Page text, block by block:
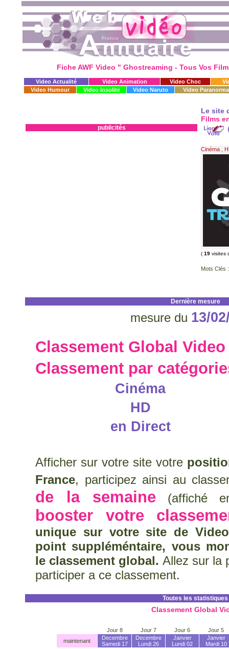
Fiche AWF Video " Ghostreaming - Tous Vos
Video Actualité Video Animation Video Choc
Video Humour
Video Insolite Video Naruto Video
publicités
Le site
Films
Cinéma
( 19 visites
Mots Clés :
Dernière mesure
mesure du 13/
Classement Global Video
Classement par
Cinéma
HD
en Direct
Afficher sur votre site votre
France, participez ainsi au
de la semaine (affiché
booster votre
unique sur votre site de
point suppléméntaire, vous
le classement global. Allez sur la
participer a ce classement.
Toutes les statistiques
Classement Global
Jour 8 Jour 7 Jour 6
Jour 5
maintenant
Decembre
Samedi 17
Decembre
Lundi 26
Janvier
Lundi 02
Janvier
Mardi 10